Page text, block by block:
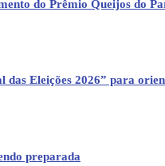
do Prêmio Queijos do
das Eleições 2026” para
preparada